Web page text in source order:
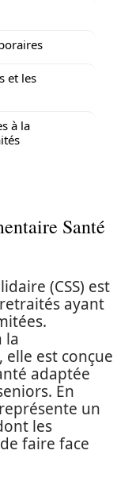
et les
à la
Santé
(CSS) est
ayant
la
elle est conçue
adaptée
En
un
les
faire face